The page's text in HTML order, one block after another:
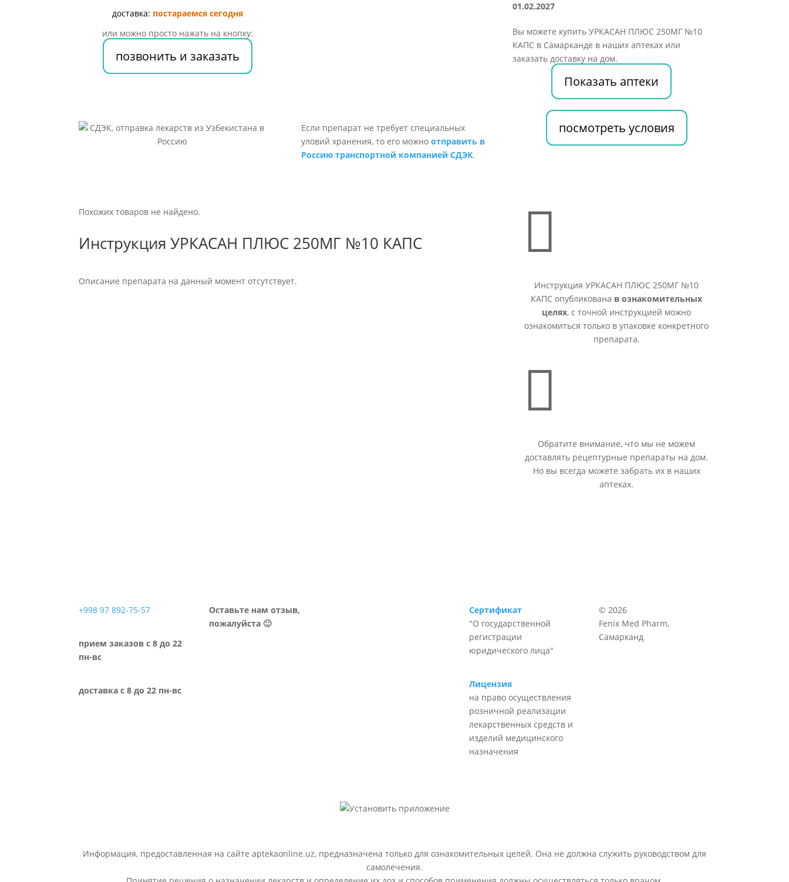
доставка: постараемся сегодня
или можно просто нажать на кнопку:
позвонить и заказать
01.02.2027
Вы можете купить УРКАСАН ПЛЮС 250МГ №10
КАПС в Самарканде в наших аптеках или
заказать доставку на дом.
Показать аптеки
Если препарат не требует специальных
уловий хранения, то его можно отправить в
Россию транспортной компанией СДЭК.
посмотреть условия
Похожих товаров не найдено.
Инструкция УРКАСАН ПЛЮС 250МГ №10 КАПС
Описание препарата на данный момент отсутствует.

Инструкция УРКАСАН ПЛЮС 250МГ №10
КАПС опубликована в ознакомительных
целях, с точной инструкцией можно
ознакомиться только в упаковке конкретного
препарата.

Обратите внимание, что мы не можем
доставлять рецептурные препараты на дом.
Но вы всегда можете забрать их в наших
аптеках.
+998 97 892-75-57
прием заказов с 8 до 22
пн-вс
доставка с 8 до 22 пн-вс
Оставьте нам отзыв,
пожалуйста 🙂
Сертификат
"О государственной
регистрации
юридического лица"
Лицензия
на право осуществления
розничной реализации
лекарственных средств и
изделий медицинского
назначения
© 2026
Fenix Med Pharm,
Самарканд
Информация, предоставленная на сайте aptekaonline.uz, предназначена только для ознакомительных целей. Она не должна служить руководством для
самолечения.